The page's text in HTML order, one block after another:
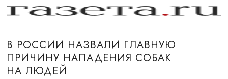
В РОССИИ НАЗВАЛИ ГЛАВНУЮ
ПРИЧИНУ НАПАДЕНИЯ СОБАК
НА ЛЮДЕЙ